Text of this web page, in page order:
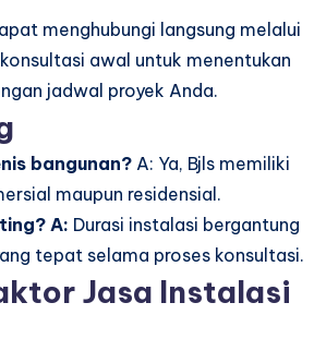
menghubungi langsung melalui
awal untuk menentukan
jadwal proyek Anda.
bangunan? A: Ya, Bjls memiliki
maupun residensial.
A: Durasi instalasi bergantung
tepat selama proses konsultasi.
Jasa Instalasi